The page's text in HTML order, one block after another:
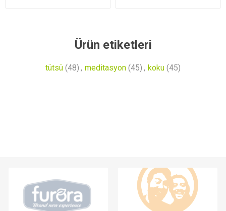
Ürün etiketleri
tütsü (48) , meditasyon (45) , koku (45)